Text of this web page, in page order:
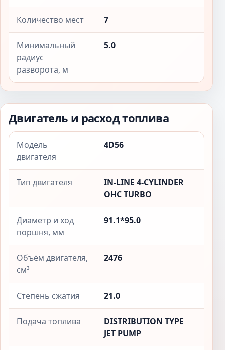
Количество мест 7
Минимальный
радиус
разворота, м
5.0
Двигатель и расход топлива
Модель
двигателя
4D56
Тип двигателя
IN-LINE 4-CYLINDER
OHC TURBO
Диаметр и ход
поршня, мм
91.1*95.0
Объём двигателя,
см³
2476
Степень сжатия 21.0
Подача топлива
DISTRIBUTION TYPE
JET PUMP